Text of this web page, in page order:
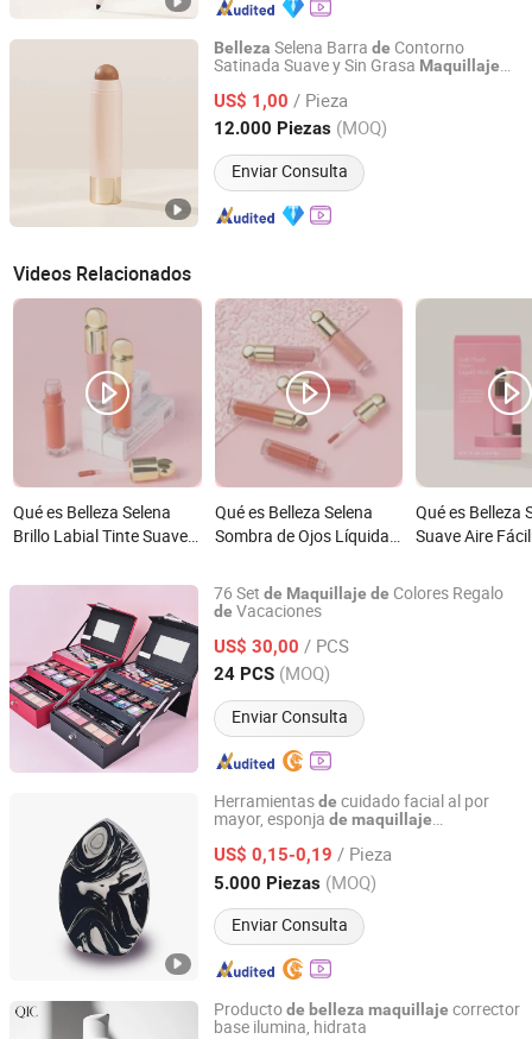
Belleza Selena Barra de Contorno
Satinada Suave y Sin Grasa Maquillaje
US$ 1,00 / Pieza
12.000 Piezas (MOQ)
Enviar Consulta
Guangzhou Bo Xuan Ya Cosmetics Co., Ltd.
Desde 2025
Videos Relacionados
Qué es Belleza Selena
Brillo Labial Tinte Suave
por mayor
Qué es Belleza Selena
Sombra de Ojos Líquida
Liviana Maquillaje
Cosméticos al por mayor
Qué es Belleza
Suave Aire
Rubor Líquido
Cosméticos al
76 Set de Maquillaje de Colores Regalo
de Vacaciones
US$ 30,00 / PCS
24 PCS (MOQ)
Enviar Consulta
Guangzhou JinMeiYuan Cosmetics Co., Ltd.
Guangdong, China Desde 2023
Herramientasde cuidado facial al por
mayor, esponja de maquillaje
acabadodelicado
US$ 0,15-0,19 / Pieza
5.000 Piezas (MOQ)
Enviar Consulta
Guangzhou Pretty 9 Co., Ltd
Guangdong, China Desde 2025
Productode belleza maquillaje corrector
base ilumina, hidrata